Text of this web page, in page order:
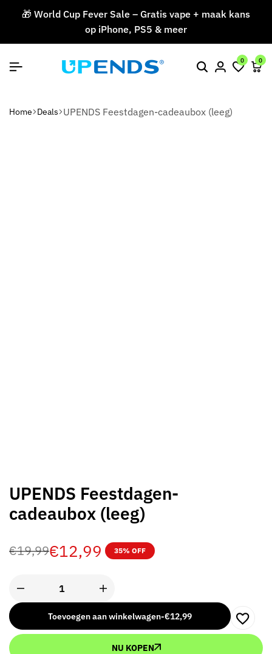
🎁 World Cup Fever Sale – Gratis vape + maak kans
op iPhone, PS5 & meer
0 0
Home Deals UPENDS Feestdagen-cadeaubox (leeg)
UPENDS Feestdagen-
cadeaubox (leeg)
€19,99€12,99 35% OFF
Toevoegen aan winkelwagen-€12,99
NU KOPEN